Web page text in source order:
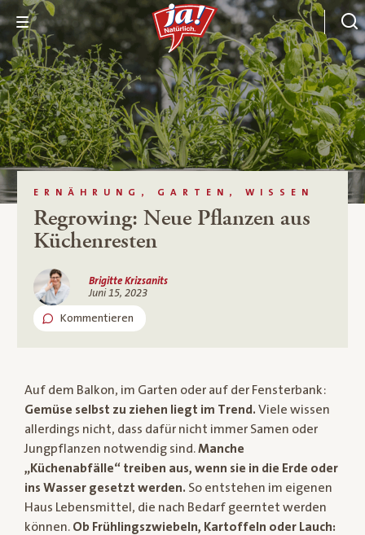
ERNÄHRUNG, GARTEN, WISSEN
Regrowing: Neue Pflanzen aus
Küchenresten
Brigitte Krizsanits
Juni 15, 2023
Kommentieren
Auf dem Balkon, im Garten oder auf der Fensterbank:
Gemüse selbst zu ziehen liegt im Trend. Viele wissen
allerdings nicht, dass dafür nicht immer Samen oder
Jungpflanzen notwendig sind.Manche
„Küchenabfälle“ treiben aus, wenn sie in die Erde oder
ins Wasser gesetzt werden. So entstehen im eigenen
Haus Lebensmittel, die nach Bedarf geerntet werden
können. Ob Frühlingszwiebeln, Kartoffeln oder Lauch: